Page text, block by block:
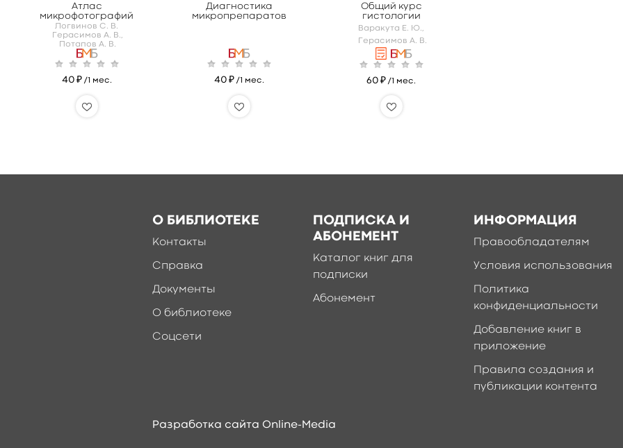
Атлас
микрофотографий
Логвинов С. В.
Герасимов А. В.,
Потапов А. В.
40 ₽ /1 мес.
Диагностика
микропрепаратов
40 ₽ /1 мес.
Общий курс
гистологии
Варакута Е. Ю.,
Герасимов А. В.
60 ₽ /1 мес.
О БИБЛИОТЕКЕ
Контакты
Справка
Документы
О библиотеке
Соцсети
ПОДПИСКА И
АБОНЕМЕНТ
Каталог книг для
подписки
Абонемент
ИНФОРМАЦИЯ
Правообладателям
Условия использования
Политика
конфиденциальности
Добавление книг в
приложение
Правила создания и
публикации контента
Разработка сайта Online-Media